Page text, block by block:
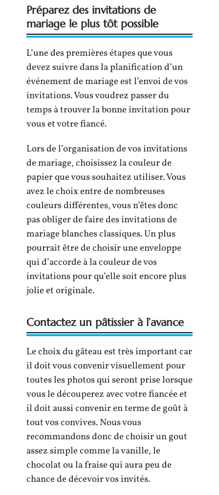
Préparez des invitations de
mariage le plus tôt possible
L’une des premières étapes que vous
devez suivre dans la planification d’un
événement de mariage est l’envoi de vos
invitations. Vous voudrez passer du
temps à trouver la bonne invitation pour
vous et votre fiancé.
Lors de l’organisation de vos invitations
de mariage, choisissez la couleur de
papier que vous souhaitez utiliser. Vous
avez le choix entre de nombreuses
couleurs différentes, vous n’êtes donc
pas obliger de faire des invitations de
mariage blanches classiques. Un plus
pourrait être de choisir une enveloppe
qui d’accorde à la couleur de vos
invitations pour qu’elle soit encore plus
jolie et originale.
Contactez un pâtissier à l’avance
Le choix du gâteau est très important car
il doit vous convenir visuellement pour
toutes les photos qui seront prise lorsque
vous le découperez avec votre fiancée et
il doit aussi convenir en terme de goût à
tout vos convives. Nous vous
recommandons donc de choisir un gout
assez simple comme la vanille, le
chocolat ou la fraise qui aura peu de
chance de décevoir vos invités.